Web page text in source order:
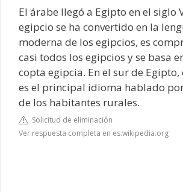
El árabe llegó a Egipto en el siglo
egipcio se ha convertido en la
moderna de los egipcios, es
casi todos los egipcios y se basa
copta egipcia. En el sur de
es el principal idioma hablado
de los habitantes rurales.
Solicitud de eliminación
Ver respuesta completa en es.wikipedia.org